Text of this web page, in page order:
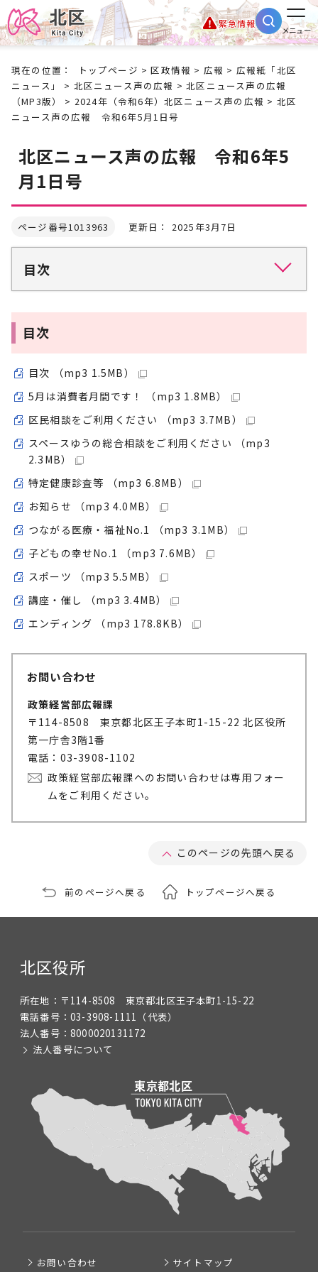
緊急情報
メニュー
現在の位置： トップページ >区政情報 > 広報 > 広報紙「北区
ニュース」
> 北区ニュース声の広報 >北区ニュース声の広報
（MP3版）
> 2024年（令和6年）北区ニュース声の広報 > 北区
ニュース声の広報 令和6年5月1日号
北区ニュース声の広報 令和6年5
月1日号
ページ番号1013963 更新日： 2025年3月7日
目次
目次
目次 （mp3 1.5MB）
5月は消費者月間です！ （mp3 1.8MB）
区民相談をご利用ください （mp3 3.7MB）
スペースゆうの総合相談をご利用ください （mp3
2.3MB）
特定健康診査等 （mp3 6.8MB）
お知らせ （mp3 4.0MB）
つながる医療・福祉No.1 （mp3 3.1MB）
子どもの幸せNo.1 （mp3 7.6MB）
スポーツ （mp3 5.5MB）
講座・催し （mp3 3.4MB）
エンディング （mp3 178.8KB）
お問い合わせ
政策経営部広報課
〒114-8508 東京都北区王子本町1-15-22 北区役所
第一庁舎3階1番
電話：03-3908-1102
政策経営部広報課へのお問い合わせは専用フォー
ムをご利用ください。
このページの先頭へ戻る
前のページへ戻る トップページへ戻る
北区役所
所在地： 〒114-8508 東京都北区王子本町1-15-22
電話番号： 03-3908-1111 （代表）
法人番号： 8000020131172
法人番号について
お問い合わせ サイトマップ